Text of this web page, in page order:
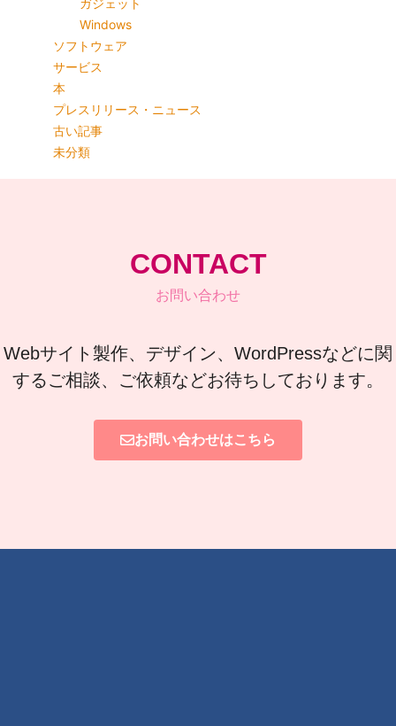
ガジェット
Windows
ソフトウェア
サービス
本
プレスリリース・ニュース
古い記事
未分類
CONTACT
お問い合わせ
Webサイト製作、デザイン、WordPressなどに関
するご相談、ご依頼などお待ちしております。
お問い合わせはこちら